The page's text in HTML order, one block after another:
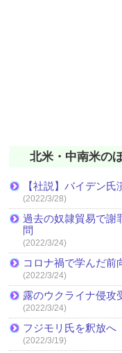
北米・中南米の
【社説】バイデン
(2022/3/28)
過去の奴隷貿易で
問
(2022/3/24)
コロナ禍で学んだ前
(2022/3/24)
露のウクライナ侵
(2022/3/24)
フジモリ氏を釈放
(2022/3/19)